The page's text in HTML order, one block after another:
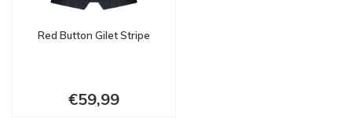
Red Button Gilet Stripe
€59,99